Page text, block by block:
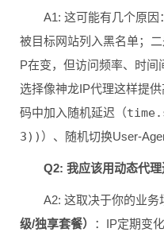
A1: 这可能有几个原因
被目标网站列入黑名单；
P在变，但访问频率、时间
选择像神龙IP代理这样提
码中加入随机延迟（
3)) ）、随机切换User-
Q2: 我应该用动态代理
A2: 这取决于你的业务
级/独享套餐）
：IP定期变